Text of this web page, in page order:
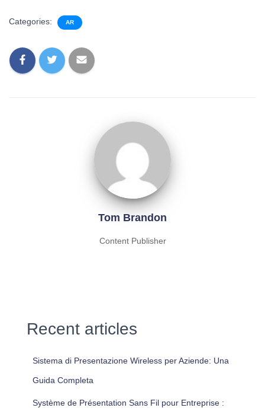
Categories: AR
Tom Brandon
Content Publisher
Recent articles
Sistema di Presentazione Wireless per Aziende: Una
Guida Completa
Système de Présentation Sans Fil pour Entreprise :